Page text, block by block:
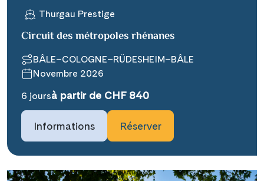
Teile diese Reise
### headline_default does not exist in
object type Ausflug ###
Thurgau Prestige
Circuit des métropoles rhénanes
BÂLE–COLOGNE–RÜDESHEIM–BÂLE
Novembre 2026
6 joursà partir de CHF 840
Informations Réserver